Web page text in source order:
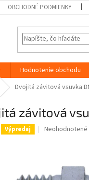
OBCHODNÉ PODMIENKY
Hodnotenie obchodu
Dvojitá závitová vsuvka
závitová
Výpredaj
Priemerné
z
Neohodnotené